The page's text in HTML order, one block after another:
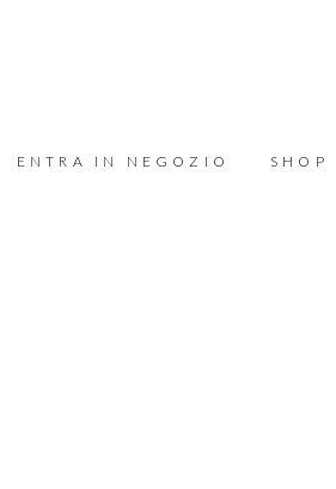
ENTRA IN NEGOZIO SHOP